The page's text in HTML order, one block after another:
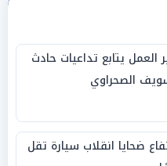
العمل يتابع تداعيات حادث
الصحراوي
ضحايا انقلاب سيارة تقل